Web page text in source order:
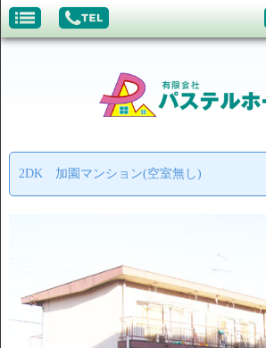
2DK 加園マンション(空室無し)